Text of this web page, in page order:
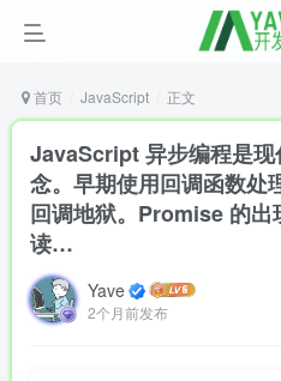
首页 JavaScript 正文
JavaScript 异步编程是
念。早期使用回调函数处
回调地狱。Promise 的出
读…
Yave
2个月前发布